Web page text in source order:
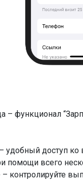
– функционал
– удобный доступ
помощи всего
– контролируйте